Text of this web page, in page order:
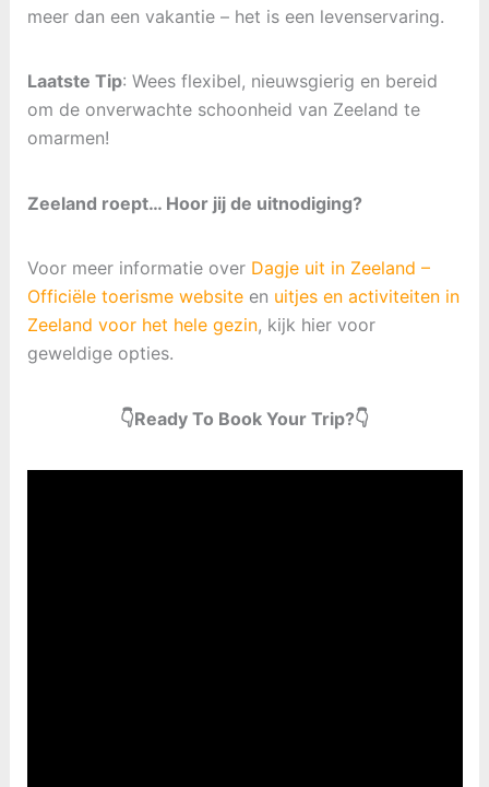
meer dan een vakantie – het is een levenservaring.
Laatste Tip: Wees flexibel, nieuwsgierig en bereid
om de onverwachte schoonheid van Zeeland te
omarmen!
Zeeland roept… Hoor jij de uitnodiging?
Voor meer informatie over Dagje uit in Zeeland –
Officiële toerisme websiteen uitjes en activiteiten in
Zeeland voor het hele gezin, kijk hier voor
geweldige opties.
👇Ready To Book Your Trip?👇